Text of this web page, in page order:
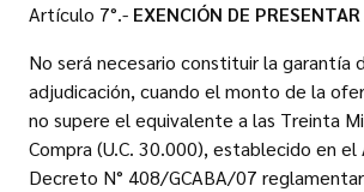
Artículo 7°.- EXENCIÓN DE
No será necesario constituir la garantía
adjudicación, cuando el monto de la
no supere el equivalente a las Treinta
Compra (U.C. 30.000), establecido en el
Decreto N° 408/GCABA/07